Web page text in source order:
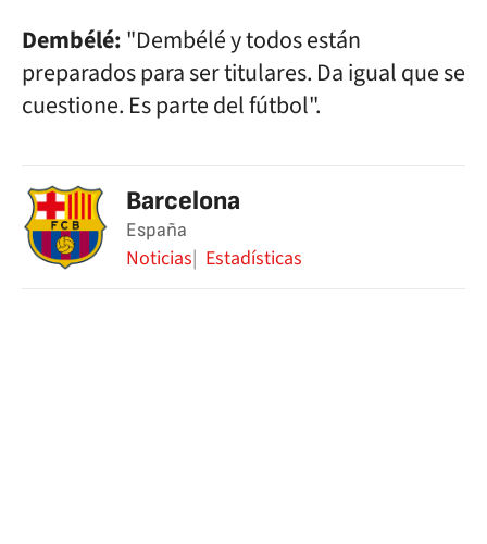
Dembélé:"Dembélé y todos están
preparados para ser titulares. Da igual que se
cuestione. Es parte del fútbol".
Barcelona
España
Noticias Estadísticas